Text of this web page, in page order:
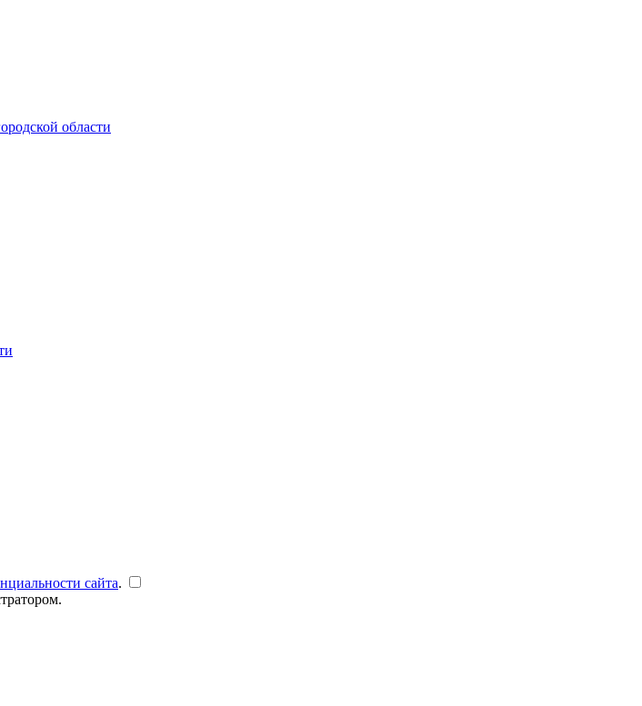
области
сайта.